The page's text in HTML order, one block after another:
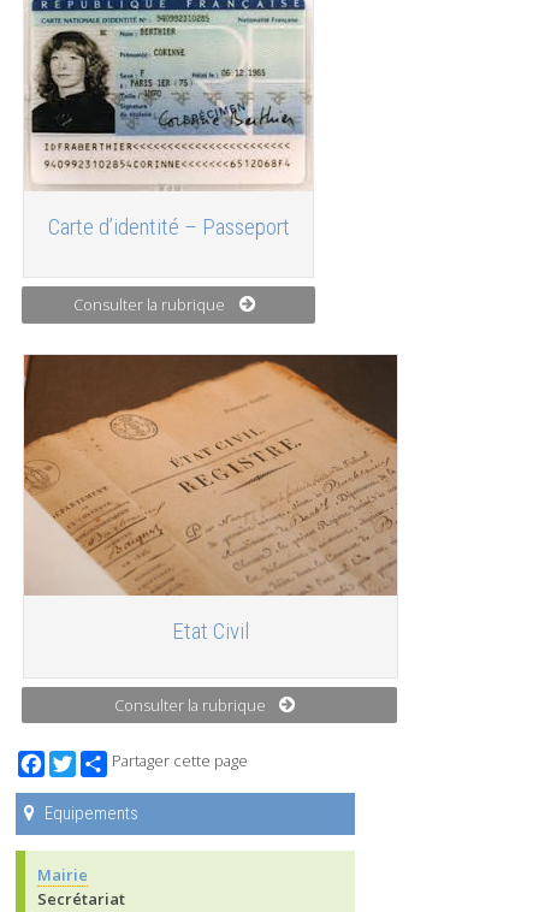
Carte d’identité – Passeport
Consulter la rubrique
Etat Civil
Consulter la rubrique
Facebook
TwitterPartager cette page
Equipements
Mairie
Secrétariat